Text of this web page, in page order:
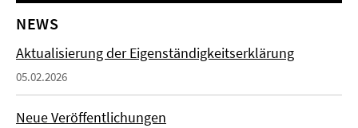
NEWS
Aktualisierung der Eigenständigkeitserklärung
05.02.2026
Neue Veröffentlichungen